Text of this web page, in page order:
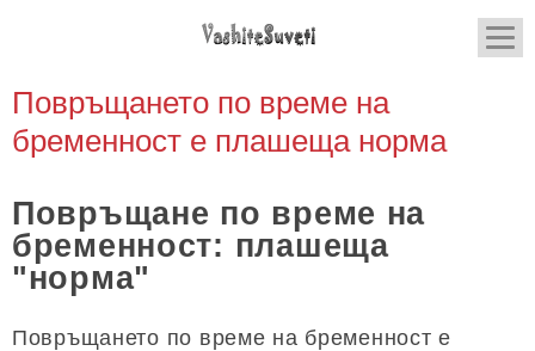
Повръщането по време на
бременност е плашеща норма
Повръщане по време на
бременност: плашеща
"норма"
Повръщането по време на бременност е